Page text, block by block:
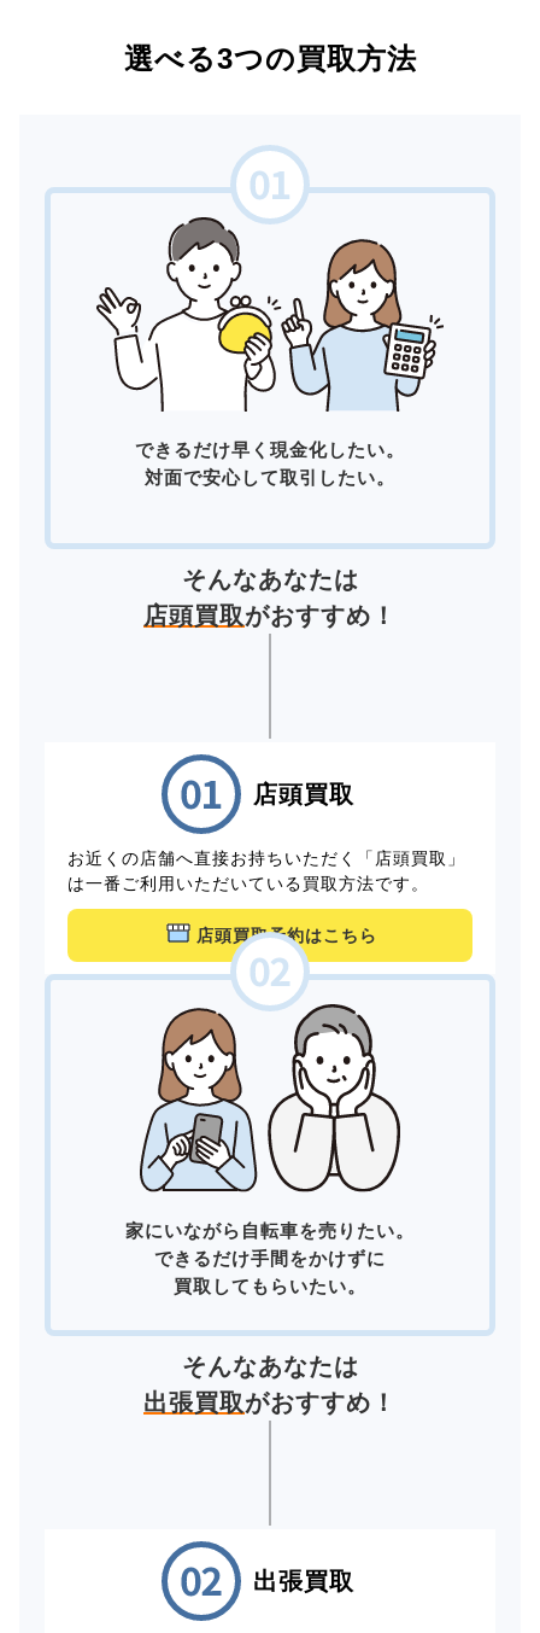
選べる3つの買取方法
できるだけ早く現金化したい。
対面で安心して取引したい。
そんなあなたは
店頭買取がおすすめ！
店頭買取
お近くの店舗へ直接お持ちいただく「店頭買取」
は一番ご利用いただいている買取方法です。
店頭買取予約はこちら
家にいながら自転車を売りたい。
できるだけ手間をかけずに
買取してもらいたい。
そんなあなたは
出張買取がおすすめ！
出張買取